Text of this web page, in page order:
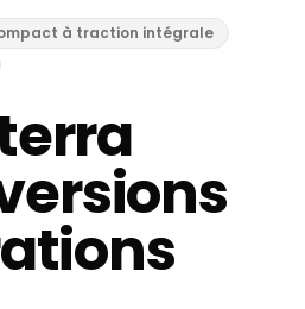
à traction intégrale